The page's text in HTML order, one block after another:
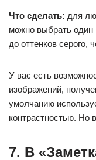
Что сделать: для
можно выбрать один
до оттенков серого,
У вас есть
изображений,
умолчанию
контрастностью. Но
7. В